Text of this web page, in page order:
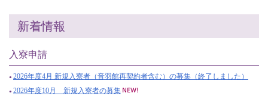
新着情報
入寮申請
2026年度4月 新規入寮者（音羽館再契約者含む）の募集（終了しました）
2026年度10月 新規入寮者の募集